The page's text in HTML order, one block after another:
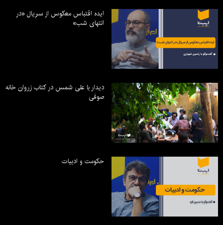
ایده اقتباس معکوس از سریال «در
انتهای شب»
دیدار با علی شمس در کتاب زروان خانه
صوفی
حکومت و ادبیات